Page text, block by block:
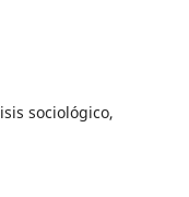
sociológico,